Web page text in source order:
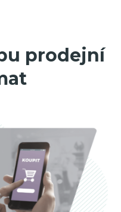
prodejní